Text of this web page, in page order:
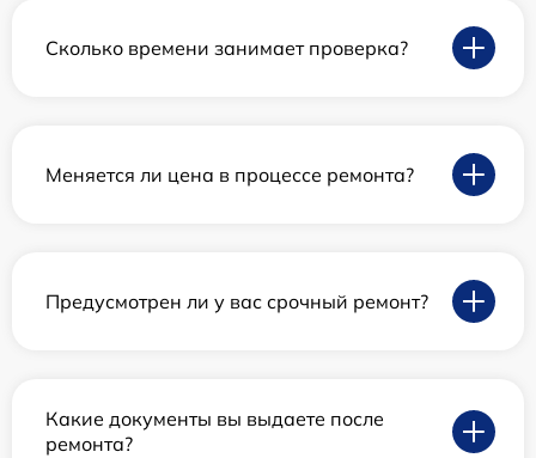
Сколько времени занимает проверка?
Меняется ли цена в процессе ремонта?
Предусмотрен ли у вас срочный ремонт?
Какие документы вы выдаете после
ремонта?